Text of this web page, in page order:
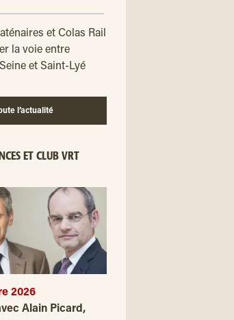
et Colas Rail
la voie entre
et Saint-Lyé
l’actualité
ET CLUB VRT
2026
Alain Picard,